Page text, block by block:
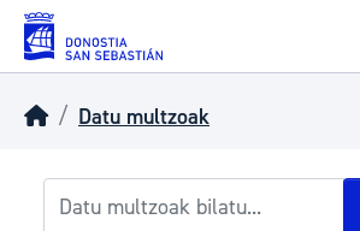
Skip to main content
Datu multzoak